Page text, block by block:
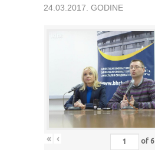
24.03.2017. GODINE
« ‹ of 6